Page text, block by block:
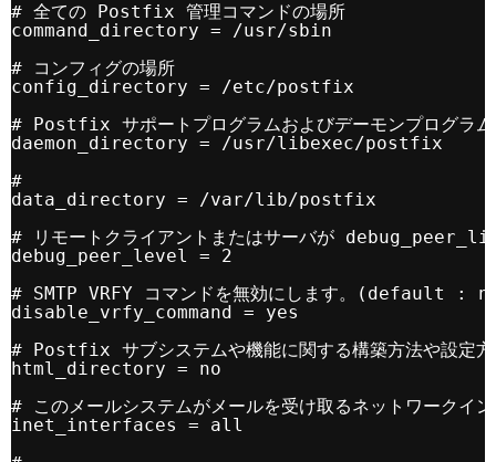
# 全ての Postfix 管理コマンドの場所
command_directory = /usr/sbin
# コンフィグの場所
config_directory = /etc/postfix
# Postfix サポートプログラムおよびデーモンプログラム
daemon_directory = /usr/libexec/postfix
#
data_directory = /var/lib/postfix
# リモートクライアントまたはサーバが
debug_peer_level = 2
# SMTP VRFY コマンドを無効にします。(default :
disable_vrfy_command = yes
# Postfix サブシステムや機能に関する構築方法や設定
html_directory = no
# このメールシステムがメールを受け取るネットワークイ
inet_interfaces = all